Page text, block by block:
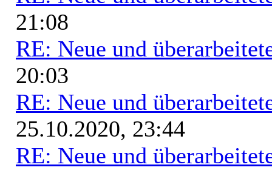
21:08
RE: Neue und
20:03
RE: Neue und
25.10.2020, 23:44
RE: Neue und